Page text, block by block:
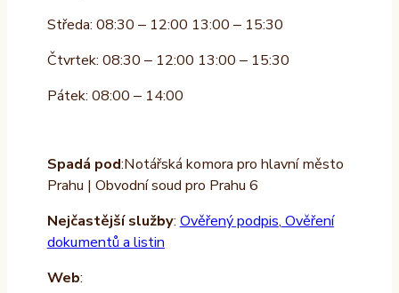
Středa: 08:30 – 12:00 13:00 – 15:30
Čtvrtek: 08:30 – 12:00 13:00 – 15:30
Pátek: 08:00 – 14:00
Spadá pod:Notářská komora pro hlavní město
Prahu | Obvodní soud pro Prahu 6
Nejčastější služby: Ověřený podpis, Ověření
dokumentů a listin
Web: